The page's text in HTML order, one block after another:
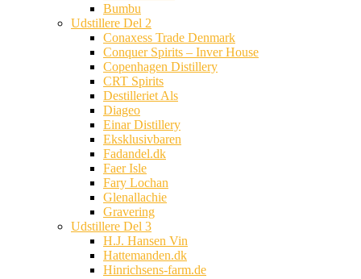
Bumbu
Udstillere Del 2
Conaxess Trade Denmark
Conquer Spirits – Inver House
Copenhagen Distillery
CRT Spirits
Destilleriet Als
Diageo
Einar Distillery
Eksklusivbaren
Fadandel.dk
Faer Isle
Fary Lochan
Glenallachie
Gravering
Udstillere Del 3
H.J. Hansen Vin
Hattemanden.dk
Hinrichsens-farm.de